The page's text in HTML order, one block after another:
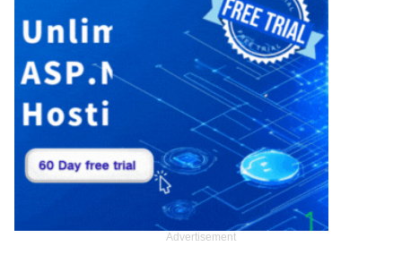
Advertisement